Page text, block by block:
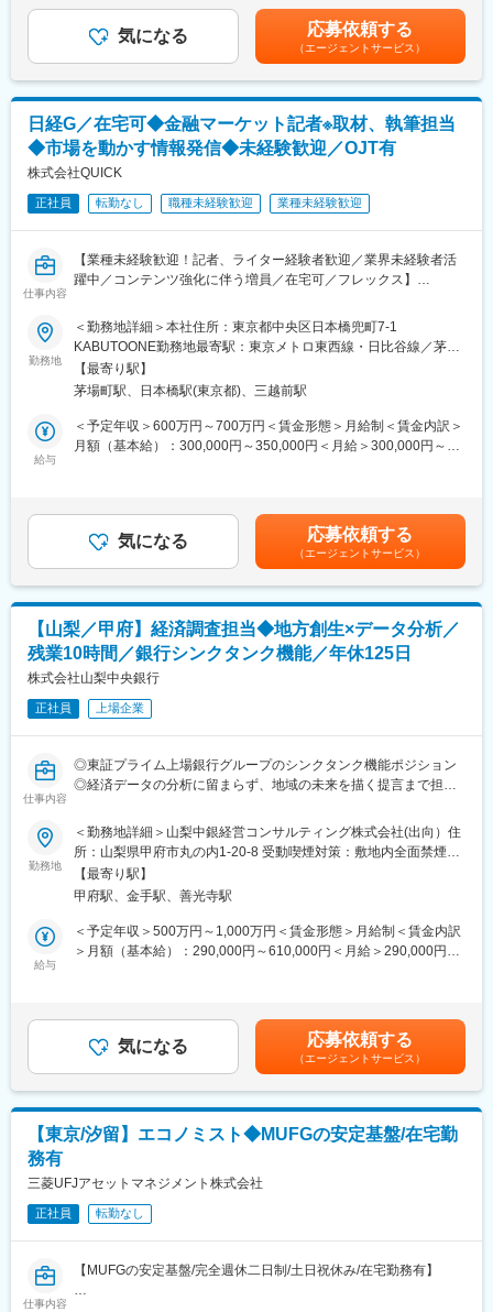
■強み：三菱UFJフィナンシャル・グループの広大なネットワーク
を利用し、幅広いクライアントからの案件を受注しています。
■社風：社風としては、チームワークを重視し互いに助け合う風土
があり、アットホームな雰囲気です。非常に勉強熱心でかつ自分
から積極的に行動を起こす文化も特徴的です。中には休職して大
学院やMBAスクールに通う社員もいます。
■長期就業が可能：離職率は低く、長期的に社内においてスキルア
ップ・キャリアアップがイメージできる環境です。
・防災・防犯
・人材育成・教育
※ご自身のキャリアを活かした分野・テーマを軸としつつ、複数の
迎します
■働き方：
・入社当初は、当社の業務習得のため出社を推奨しております
が、社内のネットワークを構築できれば、在宅勤務中心で問題あ
りません。
・当社の研究員の多くは在宅勤務中心で、平均的には、週１～２
回程度出社、残りは在宅勤務となっています。
子育て中の研究員等では月 1 回程度の出社というケースもありま
す。
■募集ポジション：
・研究員（プロジェクトの担当パートにおける主担当）
・副主任研究員（プロジェクトリーダーとして、プロジェクト全
体のマネジメントを担う）
クトチームの一員として、与えられたテーマを遂行すると同時
に、
■強み：三菱UFJフィナンシャル・グループの広大なネットワーク
を利用し、幅広いクライアントからの案件を受注しています。
■社風：社風としては、チームワークを重視し互いに助け合う風土
があり、アットホームな雰囲気です。非常に勉強熱心でかつ自分
から積極的に行動を起こす文化も特徴的です。中には休職して大
学院やMBAスクールに通う社員もいます。
■長期就業が可能：離職率は低く、長期的に社内においてスキルア
ップ・キャリアアップがイメージできる環境です。
無＞有＜残業手当＞有＜給与補足＞■賞与：年2回（6月、12月）※
業績連動※給与詳細は経験・能力・前給等を考慮し、同社規定によ
り決定します。※固定残業代相当時間を超える時間外労働分につい
て、割増賃金の支給なし（深夜労働・休日労働の場合は別途割増
賃金あり）賃金はあくまでも目安の金額であり、選考を通じて上
下する可能性があります。月給(月額)は固定手当を含めた表記で
す。
気になる 応募依頼する
（エージェントサービス）
日経G／在宅可◆金融マーケット記者※取材、執筆担当
◆市場を動かす情報発信◆未経験歓迎／OJT有
株式会社QUICK
正社員 転勤なし 職種未経験歓迎 業種未経験歓迎
仕事内容
【業種未経験歓迎！記者、ライター経験者歓迎／業界未経験者活
躍中／コンテンツ強化に伴う増員／在宅可／フレックス】
■業務概要：
株式・金融市場の取材および執筆、コンテンツの企画・編集をお
任せします。
■業務詳細：
・日米の相場見通しや個別企業の決算および場況記事、債券・外
為市場の記事執筆
社直後は1~2本/日から徐々にお任せする予定です。執筆本数のノ
ルマはございません。
取材の手法は対面以外にも電話、メールを活用しながら行ってお
■組織構成：
社員は10名在籍しており、男女比率は8:2の構成になっておりま
す。
■働き方：
基本的には6：00～14：30にて勤務いただきますが、
7:00~15:30（遅番）での勤務も週1回程度発生します。
午前在宅にて勤務いただき、午後出社される社員が多いです。
■育成体制と将来的なキャリア：
いただきます。何かご不安な部分があれば気軽に相談できる環境
です。
将来的には記者やアナリスト、編集者などのキャリアパスがござ
います。
■ポジションの魅力：
エコノミストやアナリスト、事業法人のボードメンバー、要人な
事を執筆する能力などのスキルが身につきます。
■募集部署よりメッセージ：
株式・債券・為替と幅広い分野で活躍できるほか、記者経験や深
い専門知識を持つメンバーが豊富なためスキルアップを図ること
ができます。新しい企画や事業の実現も可能です。
勤務地
＜勤務地詳細＞本社住所：東京都中央区日本橋兜町7-1
KABUTOONE勤務地最寄駅：東京メトロ東西線・日比谷線／茅場
町駅受動喫煙対策：屋内全面禁煙変更の範囲：会社の定める事業
所（リモートワーク含む）
【最寄り駅】
茅場町駅、日本橋駅(東京都)、三越前駅
給与
＜予定年収＞600万円～700万円＜賃金形態＞月給制＜賃金内訳＞
月額（基本給）：300,000円～350,000円＜月給＞300,000円～
考を通じて上下する可能性があります。月給(月額)は固定手当を含
めた表記です。
気になる 応募依頼する
（エージェントサービス）
【山梨／甲府】経済調査担当◆地方創生×データ分析／
残業10時間／銀行シンクタンク機能／年休125日
株式会社山梨中央銀行
正社員 上場企業
仕事内容
◎東証プライム上場銀行グループのシンクタンク機能ポジション
◎経済データの分析に留まらず、地域の未来を描く提言まで担う
◎後継者採用のため、中心人材としてのキャリア形成が可能
◎年収最大1000万円も可能（40代中盤・即戦力）
◎残業10時間程度／年休125日で働き方◎
■ミッション
地域経済のデータを分析し、「山梨県の未来」を描くレポートを
発信すること。
組織を担うことを期待しています。
ます。
・地域／マクロ経済データの収集・分析
・経済動向の予測およびレポート作成
・地域企業・自治体向けの調査レポート作成
・中長期的な地域経済の分析と提言
・地方自治体等からの業務受託
勤務地
＜勤務地詳細＞山梨中銀経営コンサルティング株式会社(出向）住
所：山梨県甲府市丸の内1-20-8 受動喫煙対策：敷地内全面禁煙変
更の範囲：会社の定める事業所（リモートワーク含む）
【最寄り駅】
甲府駅、金手駅、善光寺駅
給与
＜予定年収＞500万円～1,000万円＜賃金形態＞月給制＜賃金内訳
＞月額（基本給）：290,000円～610,000円＜月給＞290,000円～
万円▼モデル年収・30代：600万～750万円・40代中盤（同業界
同職種経験）：800万～1000万円賃金はあくまでも目安の金額で
あり、選考を通じて上下する可能性があります。月給(月額)は固定
手当を含めた表記です。
気になる 応募依頼する
（エージェントサービス）
【東京/汐留】エコノミスト◆MUFGの安定基盤/在宅勤
務有
三菱UFJアセットマネジメント株式会社
正社員 転勤なし
仕事内容
【MUFGの安定基盤/完全週休二日制/土日祝休み/在宅勤務有】